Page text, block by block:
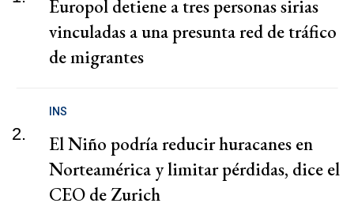
Europol detiene a tres personas sirias
vinculadas a una presunta red de tráfico
de migrantes
2.
INS
El Niño podría reducir huracanes en
Norteamérica y limitar pérdidas, dice el
CEO de Zurich